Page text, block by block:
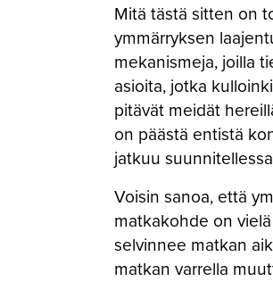
Mitä tästä sitten on
ymmärryksen
mekanismeja, joilla
asioita, jotka
pitävät meidät
on päästä entistä
jatkuu
Voisin sanoa, että
matkakohde on
selvinnee matkan
matkan varrella